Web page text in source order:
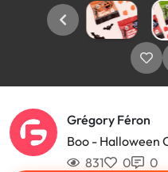
Grégory Féron
Boo - Halloween
831 0
0